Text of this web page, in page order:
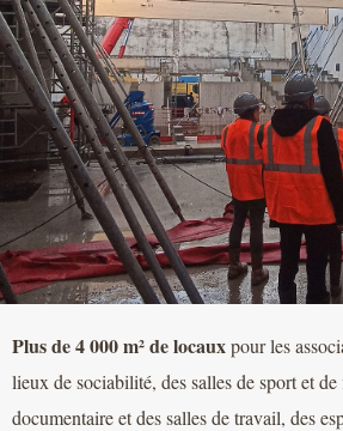
Plus de 4 000 m² de locauxpour les
lieux de sociabilité, des salles de sport et
documentaire et des salles de travail, des